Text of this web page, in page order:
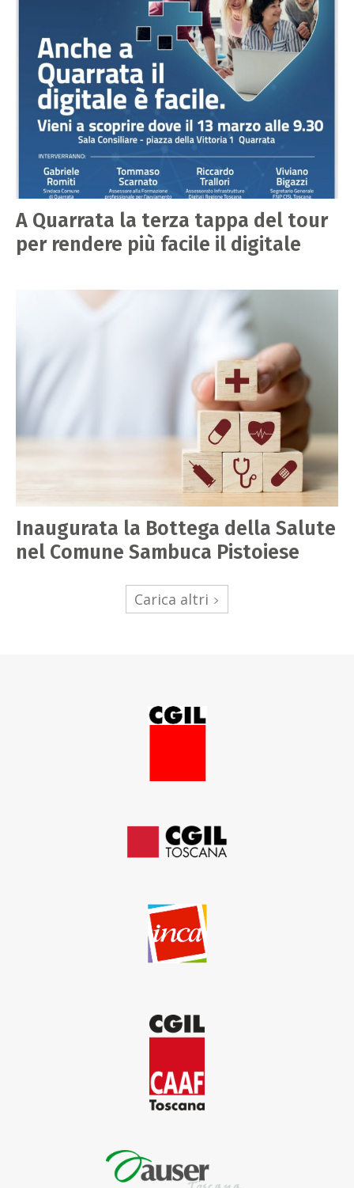
A Quarrata la terza tappa del tour
per rendere più facile il digitale
Inaugurata la Bottega della Salute
nel Comune Sambuca Pistoiese
Carica altri